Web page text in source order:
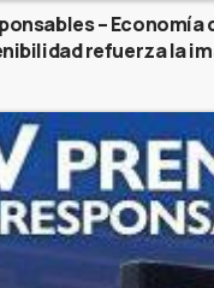
– Economía
refuerza la